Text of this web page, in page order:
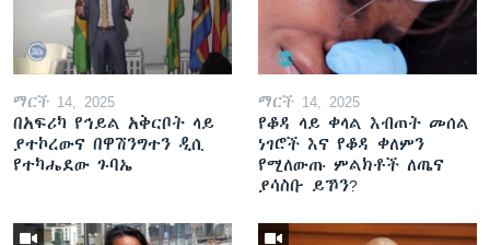
ማርች 14, 2025
በአፍሪካ የኅይል አቅርቦት ላይ
ያተኮረውና በዋሽንግተን ዲሲ
የተካሔደው ጉባኤ
ማርች 14, 2025
የቆዳ ላይ ቀላል እብጠት መሰል
ነገሮች እና የቆዳ ቀለምን
የሚለውጡ ምልክቶች ለጤና
ያሳስቡ ይኾን?